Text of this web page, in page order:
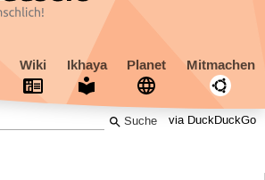
Wiki Ikhaya Planet Mitmachen
via DuckDuckGo